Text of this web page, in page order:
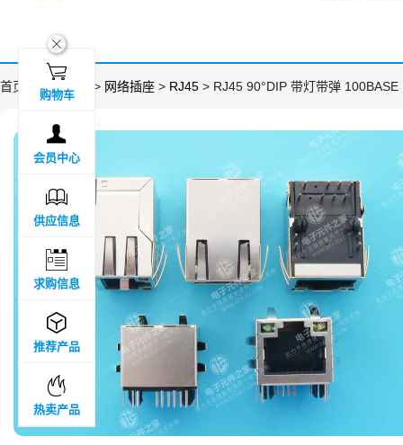
首页 > 分类目录 > 网络插座 > RJ45 > RJ45 90°DIP 带灯带弹 100BASE
ဆ

购物车

会员中心

供应信息

求购信息

推荐产品

热卖产品